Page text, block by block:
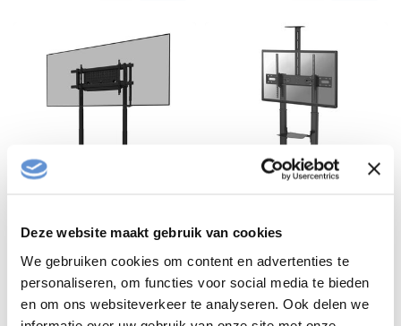
Deze website maakt gebruik van cookies
We gebruiken cookies om content en advertenties te
personaliseren, om functies voor social media te bieden
en om ons websiteverkeer te analyseren. Ook delen we
Neomounts FL55-
975BL1 TV trolley 75-
115" - gemotoriseerd
€899,00
Op voorraad
Neomounts PLASMA-
M1950E TV
Vloerstandaard
€519,00
Op voorraad